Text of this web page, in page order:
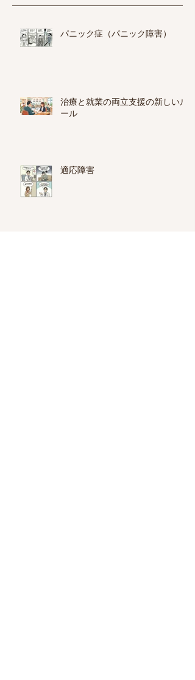
パニック症（パニック障害）
治療と就業の両立支援の新しいル
ール
適応障害